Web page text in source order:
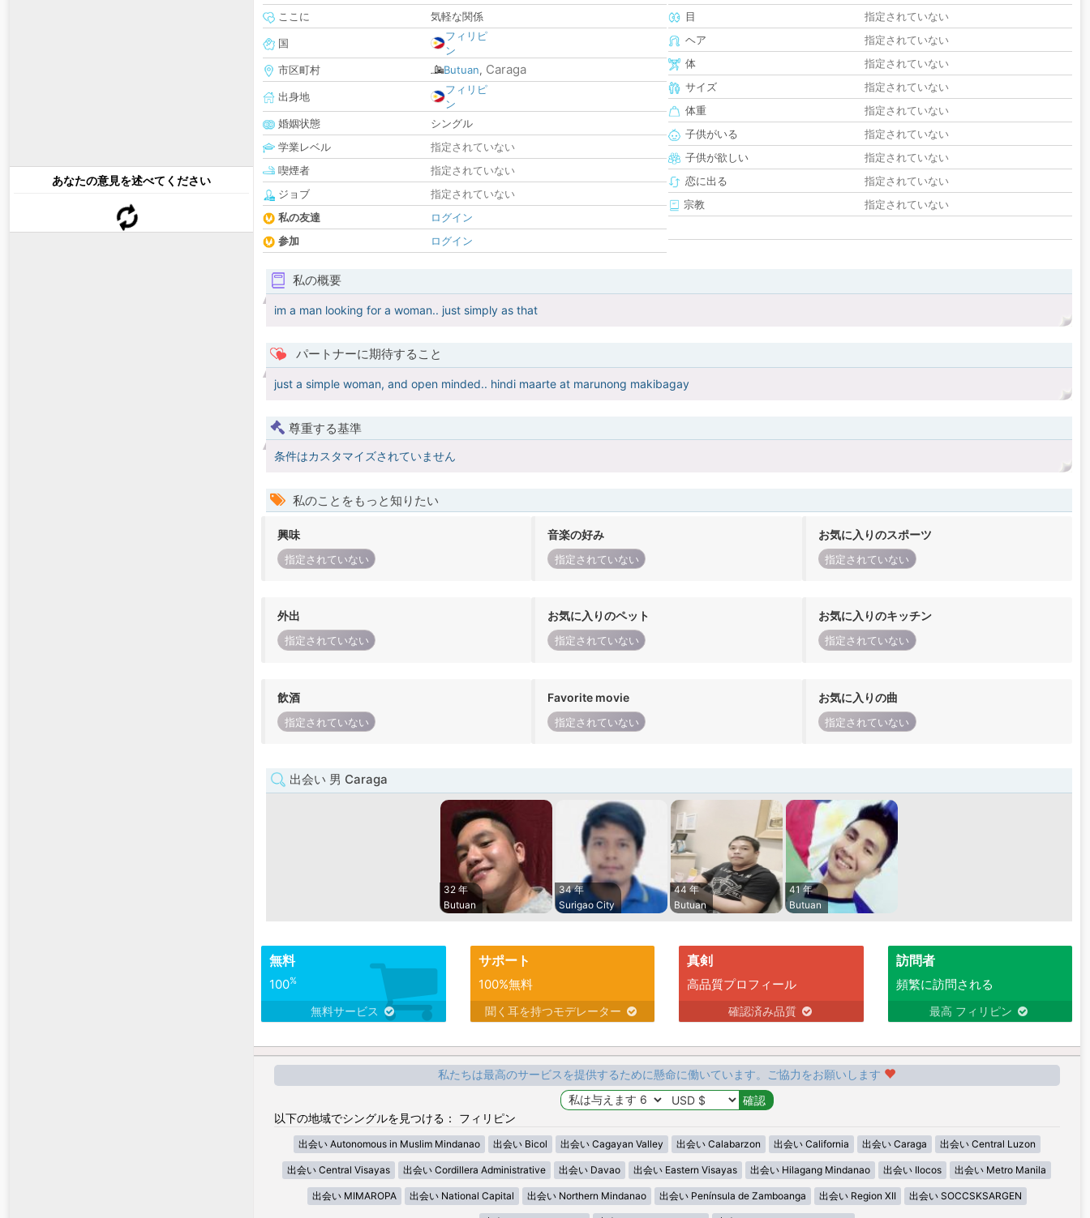
あなたの意見を述べてください
ここに
気軽な関係
国
フィリピ
ン
市区町村
Butuan, Caraga
出身地
フィリピ
ン
婚姻状態
シングル
学業レベル
指定されていない
喫煙者
指定されていない
ジョブ
指定されていない
私の友達
ログイン
参加
ログイン
目
指定されていない
ヘア
指定されていない
体
指定されていない
サイズ
指定されていない
体重
指定されていない
子供がいる
指定されていない
子供が欲しい
指定されていない
恋に出る
指定されていない
宗教
指定されていない
私の概要
im a man looking for a woman.. just simply as that
パートナーに期待すること
just a simple woman, and open minded.. hindi maarte at marunong makibagay
尊重する基準
条件はカスタマイズされていません
私のことをもっと知りたい
興味
指定されていない
音楽の好み
指定されていない
お気に入りのスポーツ
指定されていない
外出
指定されていない
お気に入りのペット
指定されていない
お気に入りのキッチン
指定されていない
飲酒
指定されていない
Favorite movie
指定されていない
お気に入りの曲
指定されていない
出会い 男 Caraga
32 年
Butuan
34 年
Surigao City
44 年
Butuan
41 年
Butuan
無料
100%
無料サービス
サポート
100%無料
聞く耳を持つモデレーター
真剣
高品質プロフィール
確認済み品質
訪問者
頻繁に訪問される
最高 フィリピン
私たちは最高のサービスを提供するために懸命に働いています。ご協力をお願いします
以下の地域でシングルを見つける： フィリピン
出会い Autonomous in Muslim Mindanao 出会い Bicol 出会い Cagayan Valley 出会い Calabarzon 出会い California 出会い Caraga 出会い Central Luzon
出会い Central Visayas 出会い Cordillera Administrative 出会い Davao 出会い Eastern Visayas 出会い Hilagang Mindanao 出会い Ilocos 出会い Metro Manila
出会い MIMAROPA 出会い National Capital 出会い Northern Mindanao 出会い Península de Zamboanga 出会い Region XII 出会い SOCCSKSARGEN